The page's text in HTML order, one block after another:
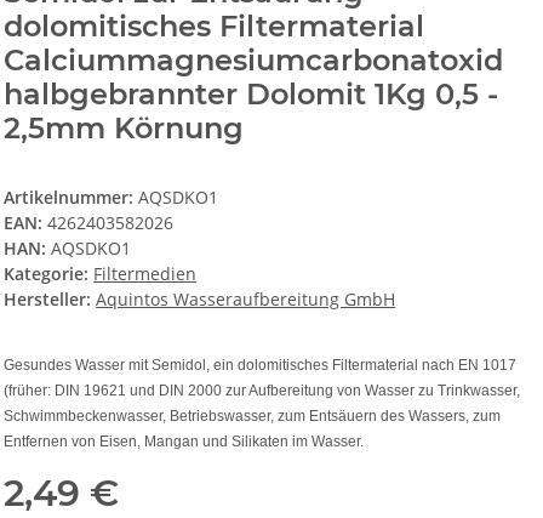
dolomitisches Filtermaterial
Calciummagnesiumcarbonatoxid
halbgebrannter Dolomit 1Kg 0,5 -
2,5mm Körnung
Artikelnummer:AQSDKO1
EAN: 4262403582026
HAN: AQSDKO1
Kategorie: Filtermedien
Hersteller: Aquintos Wasseraufbereitung GmbH
Gesundes Wasser mit Semidol, ein dolomitisches Filtermaterial nach EN 1017
(früher: DIN 19621 und DIN 2000 zur Aufbereitung von Wasser zu Trinkwasser,
Schwimmbeckenwasser, Betriebswasser, zum Entsäuern des Wassers, zum
Entfernen von Eisen, Mangan und Silikaten im Wasser.
2,49 €